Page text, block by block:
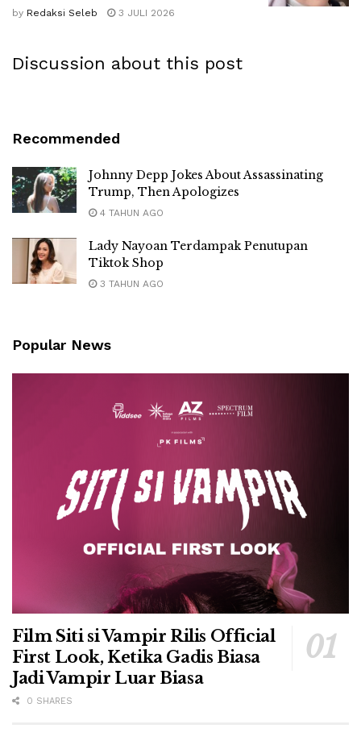
by Redaksi Seleb 3 JULI 2026
Discussion about this post
Recommended
Johnny Depp Jokes About Assassinating
Trump, Then Apologizes
4 TAHUN AGO
Lady Nayoan Terdampak Penutupan
Tiktok Shop
3 TAHUN AGO
Popular News
Film Siti si Vampir Rilis Official
First Look, Ketika Gadis Biasa
Jadi Vampir Luar Biasa
0 SHARES